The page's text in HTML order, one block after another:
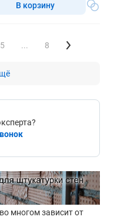
В корзину
5 ... 8
многом зависит от